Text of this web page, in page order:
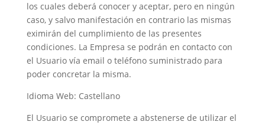
los cuales deberá conocer y aceptar, pero en ningún
caso, y salvo manifestación en contrario las mismas
eximirán del cumplimiento de las presentes
condiciones. La Empresa se podrán en contacto con
el Usuario vía email o teléfono suministrado para
poder concretar la misma.
Idioma Web: Castellano
El Usuario se compromete a abstenerse de utilizar el